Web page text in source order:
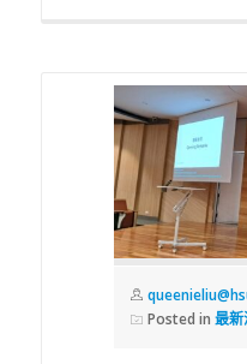
Posted in 最新